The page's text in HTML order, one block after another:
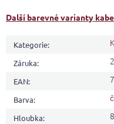
Další barevné varianty
Kategorie:
Záruka:
EAN:
Barva:
Hloubka: